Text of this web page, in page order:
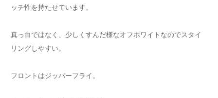
ッチ性を持たせています。
真っ白ではなく、少しくすんだ様なオフホワイトなのでスタイ
リングしやすい。
フロントはジッパーフライ。